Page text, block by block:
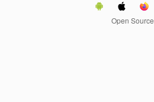
Open Source